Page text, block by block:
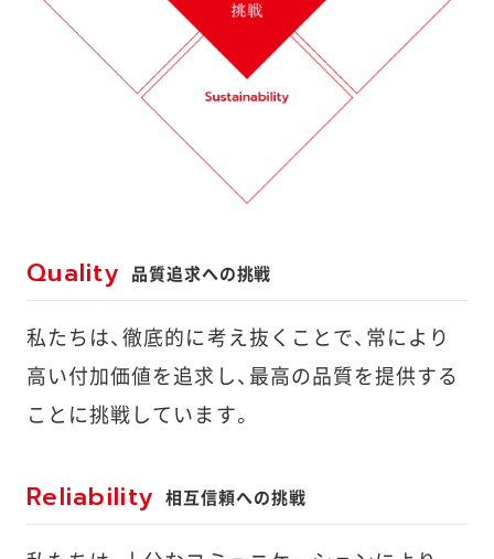
Quality 品質追求への挑戦
私たちは、徹底的に考え抜くことで、常により
高い付加価値を追求し、最高の品質を提供する
ことに挑戦しています。
Reliability 相互信頼への挑戦